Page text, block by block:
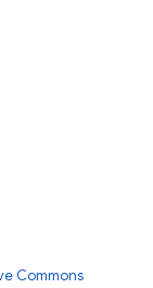
Commons